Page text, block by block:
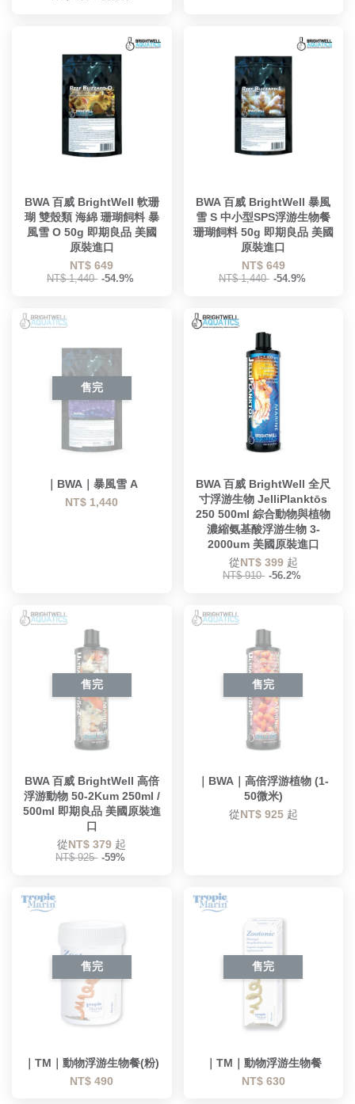
BWA 百威 BrightWell 軟珊
瑚 雙殼類 海綿 珊瑚飼料 暴
風雪 O 50g 即期良品 美國
原裝進口
NT$ 649
NT$ 1,440 -54.9%
BWA 百威 BrightWell 暴風
雪 S 中小型SPS浮游生物餐
珊瑚飼料 50g 即期良品 美國
原裝進口
NT$ 649
NT$ 1,440 -54.9%
售完
｜BWA｜暴風雪 A
NT$ 1,440
BWA 百威 BrightWell 全尺
寸浮游生物 JelliPlanktōs
250 500ml 綜合動物與植物
濃縮氨基酸浮游生物 3-
2000um 美國原裝進口
從NT$ 399 起
NT$ 910 -56.2%
售完
BWA 百威 BrightWell 高倍
浮游動物 50-2Kum 250ml /
500ml 即期良品 美國原裝進
口
從NT$ 379 起
NT$ 925 -59%
售完
｜BWA｜高倍浮游植物 (1-
50微米)
從NT$ 925 起
售完
｜TM｜動物浮游生物餐(粉)
NT$ 490
售完
｜TM｜動物浮游生物餐
NT$ 630